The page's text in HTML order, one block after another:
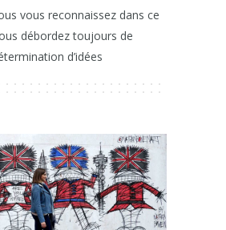
vous reconnaissez dans ce
débordez toujours de
d’idées